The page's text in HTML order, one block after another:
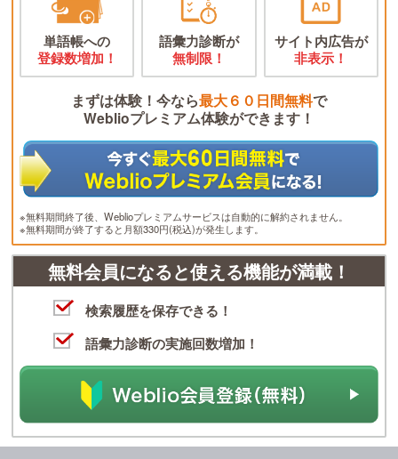
単語帳への
登録数増加！
語彙力診断が
無制限！
サイト内広告が
非表示！
まずは体験！今なら最大６０日間無料で
Weblioプレミアム体験ができます！
※無料期間終了後、Weblioプレミアムサービスは自動的に解約されません。
※無料期間が終了すると月額330円(税込)が発生します。
無料会員になると使える機能が満載！
検索履歴を保存できる！
語彙力診断の実施回数増加！